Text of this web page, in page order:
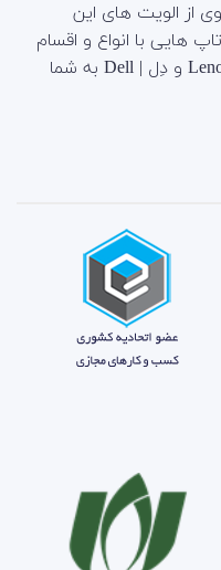
از الویت های این
هایی با انواع و اقسام
برندهایی نظیر اچ پی | HP لنوو | Lenovo و دِل | Dell به شما